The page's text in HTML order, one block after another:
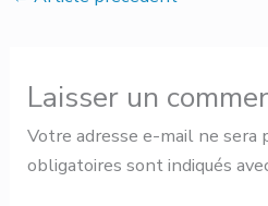
Laisser un
Votre adresse e-mail ne sera
obligatoires sont indiqués